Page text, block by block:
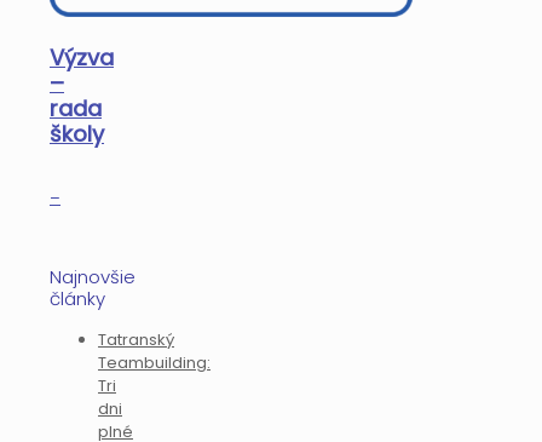
Výzva
–
rada
školy
–
Najnovšie
články
Tatranský
Teambuilding:
Tri
dni
plné